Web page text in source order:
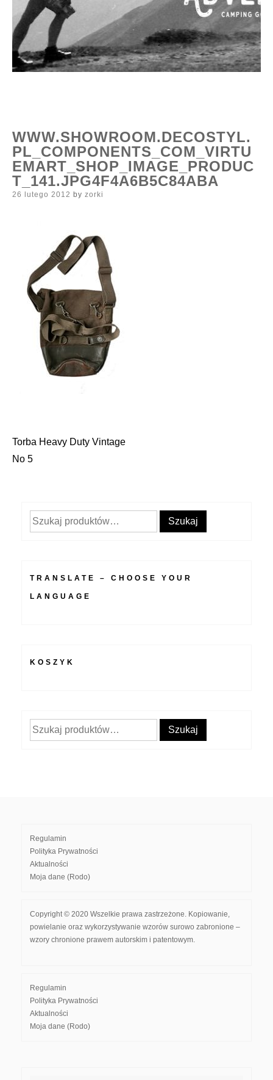
WWW.SHOWROOM.DECOSTYL.
PL_COMPONENTS_COM_VIRTU
EMART_SHOP_IMAGE_PRODUC
T_141.JPG4F4A6B5C84ABA
Posted
26 lutego 2012 by zorki
Nawigacja
Torba Heavy Duty Vintage
No 5
Szukaj: Szukaj
TRANSLATE – CHOOSE YOUR
LANGUAGE
KOSZYK
Szukaj: Szukaj
Regulamin
Polityka Prywatności
Aktualności
Moja dane (Rodo)
Copyright © 2020 Wszelkie prawa zastrzeżone. Kopiowanie,
powielanie oraz wykorzystywanie wzorów surowo zabronione –
wzory chronione prawem autorskim i patentowym.
Regulamin
Polityka Prywatności
Aktualności
Moja dane (Rodo)